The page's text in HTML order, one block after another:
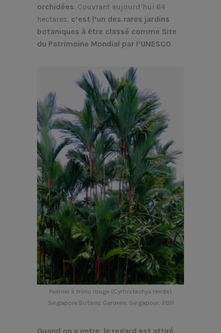
orchidées. Couvrant aujourd’hui 64
hectares, c’est l’un des rares jardins
botaniques à être classé comme Site
du Patrimoine Mondial par l’UNESCO.
Palmier à tronc rouge (Cyrtostachys renda).
Singapore Botanic Gardens. Singapour, 2011
Quand on y entre, le regard est attiré